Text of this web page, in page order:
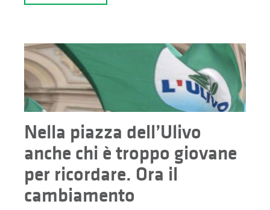
Nella piazza dell’Ulivo
anche chi è troppo giovane
per ricordare. Ora il
cambiamento